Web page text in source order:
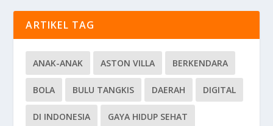
ARTIKEL TAG
ANAK-ANAK ASTON VILLA BERKENDARA
BOLA BULU TANGKIS DAERAH DIGITAL
DI INDONESIA GAYA HIDUP SEHAT